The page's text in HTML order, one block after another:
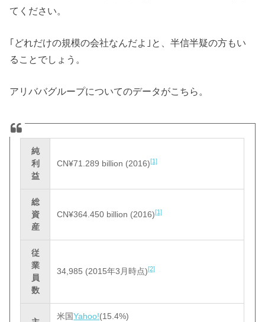
てください。
｢どれだけの規模の会社なんだよ｣と、半信半疑の方もい
ることでしょう。
アリババグループについてのデータがこちら。
純
利
益
CN¥71.289 billion (2016)[1]
総
資
産
CN¥364.450 billion (2016)[1]
従
業
員
数
34,985 (2015年3月時点)[2]
米国Yahoo!(15.4%)